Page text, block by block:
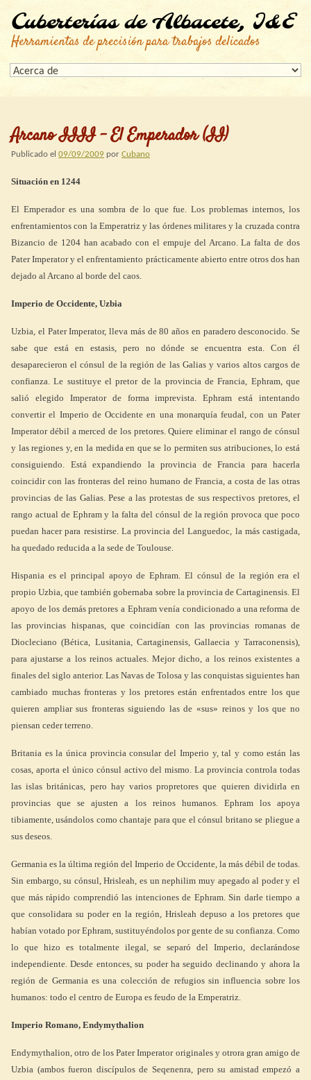
Cuberterías de Albacete, I&E
Herramientas de precisión para trabajos delicados
Arcano IIII – El Emperador (II)
Publicado el 09/09/2009 por Cubano
Situación en 1244
El Emperador es una sombra de lo que fue. Los problemas internos, los
enfrentamientos con la Emperatriz y las órdenes militares y la cruzada contra
Bizancio de 1204 han acabado con el empuje del Arcano. La falta de dos
Pater Imperator y el enfrentamiento prácticamente abierto entre otros dos han
dejado al Arcano al borde del caos.
Imperio de Occidente, Uzbia
Uzbia, el Pater Imperator, lleva más de 80 años en paradero desconocido. Se
sabe que está en estasis, pero no dónde se encuentra esta. Con él
desaparecieron el cónsul de la región de las Galias y varios altos cargos de
confianza. Le sustituye el pretor de la provincia de Francia, Ephram, que
salió elegido Imperator de forma imprevista. Ephram está intentando
convertir el Imperio de Occidente en una monarquía feudal, con un Pater
Imperator débil a merced de los pretores. Quiere eliminar el rango de cónsul
y las regiones y, en la medida en que se lo permiten sus atribuciones, lo está
consiguiendo. Está expandiendo la provincia de Francia para hacerla
coincidir con las fronteras del reino humano de Francia, a costa de las otras
provincias de las Galias. Pese a las protestas de sus respectivos pretores, el
rango actual de Ephram y la falta del cónsul de la región provoca que poco
puedan hacer para resistirse. La provincia del Languedoc, la más castigada,
ha quedado reducida a la sede de Toulouse.
Hispania es el principal apoyo de Ephram. El cónsul de la región era el
propio Uzbia, que también gobernaba sobre la provincia de Cartaginensis. El
apoyo de los demás pretores a Ephram venía condicionado a una reforma de
las provincias hispanas, que coincidían con las provincias romanas de
Diocleciano (Bética, Lusitania, Cartaginensis, Gallaecia y Tarraconensis),
para ajustarse a los reinos actuales. Mejor dicho, a los reinos existentes a
finales del siglo anterior. Las Navas de Tolosa y las conquistas siguientes han
cambiado muchas fronteras y los pretores están enfrentados entre los que
quieren ampliar sus fronteras siguiendo las de «sus» reinos y los que no
piensan ceder terreno.
Britania es la única provincia consular del Imperio y, tal y como están las
cosas, aporta el único cónsul activo del mismo. La provincia controla todas
las islas británicas, pero hay varios propretores que quieren dividirla en
provincias que se ajusten a los reinos humanos. Ephram los apoya
tibiamente, usándolos como chantaje para que el cónsul britano se pliegue a
sus deseos.
Germania es la última región del Imperio de Occidente, la más débil de todas.
Sin embargo, su cónsul, Hrisleah, es un nephilim muy apegado al poder y el
que más rápido comprendió las intenciones de Ephram. Sin darle tiempo a
que consolidara su poder en la región, Hrisleah depuso a los pretores que
habían votado por Ephram, sustituyéndolos por gente de su confianza. Como
lo que hizo es totalmente ilegal, se separó del Imperio, declarándose
independiente. Desde entonces, su poder ha seguido declinando y ahora la
región de Germania es una colección de refugios sin influencia sobre los
humanos: todo el centro de Europa es feudo de la Emperatriz.
Imperio Romano, Endymythalion
Endymythalion, otro de los Pater Imperator originales y otrora gran amigo de
Uzbia (ambos fueron discípulos de Seqenenra, pero su amistad empezó a